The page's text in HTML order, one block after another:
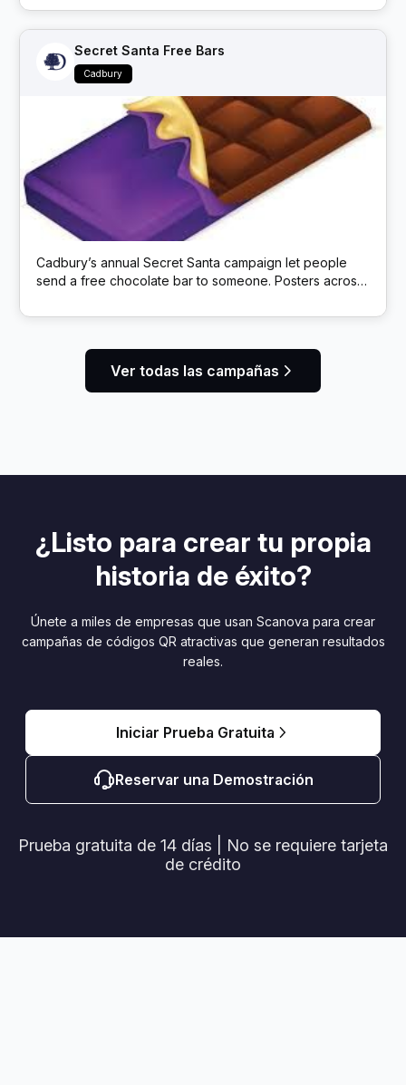
a free Cheeseburger Melt + Pepsi, enticing them to
“cheat” on their usual choice.
Secret Santa Free Bars
Cadbury
Cadbury’s annual Secret Santa campaign let people
send a free chocolate bar to someone. Posters across
choose a Cadbury Dairy Milk to mail anonymously.
Ver todas las campañas
¿Listo para crear tu propia
historia de éxito?
Únete a miles de empresas que usan Scanova para crear
campañas de códigos QR atractivas que generan resultados
reales.
Iniciar Prueba Gratuita
Reservar una Demostración
Prueba gratuita de 14 días | No se requiere tarjeta
de crédito